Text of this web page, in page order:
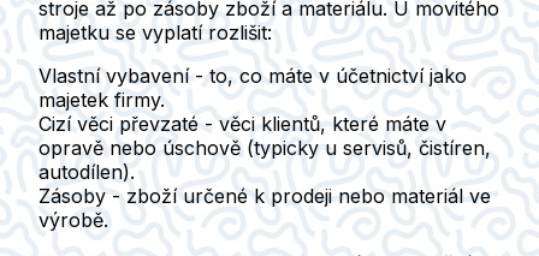
stroje až po zásoby zboží a materiálu. U movitého
majetku se vyplatí rozlišit:
Vlastní vybavení- to, co máte v účetnictví jako
majetek firmy.
Cizí věci převzaté - věci klientů, které máte v
opravě nebo úschově (typicky u servisů, čistíren,
autodílen).
Zásoby - zboží určené k prodeji nebo materiál ve
výrobě.